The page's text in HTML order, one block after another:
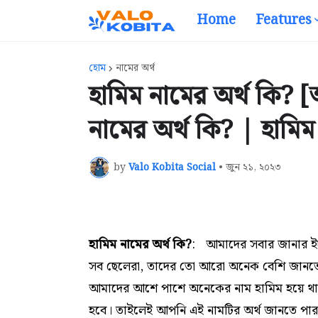
Home Features
হোম নামের অর্থ
হামিম নামের অর্থ
নামের অর্থ কি? |
byValo Kobita Social • জুন ২১, ২০২৩
হামিম নামের অর্থ কি?: আমাদের সবার জানার
সব ছেলেরা,তাদের তো আরো অনেক বেশি জানতে
আমাদের আশে পাশে অনেকের নাম হামিম হয়ে
হবে। তাইলেই আপনি এই নামটির অর্থ জানতে